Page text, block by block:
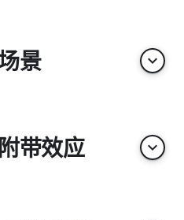
景 keyboard_arrow_down
带效应 keyboard_arrow_down